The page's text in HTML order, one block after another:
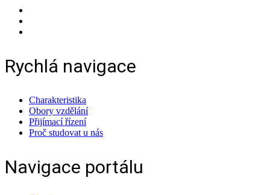
Rychlá navigace
Charakteristika
Obory vzdělání
Přijímací řízení
Proč studovat u nás
Navigace portálu